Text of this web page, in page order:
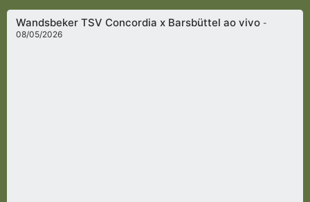
Wandsbeker TSV Concordia x Barsbüttel ao vivo-
08/05/2026